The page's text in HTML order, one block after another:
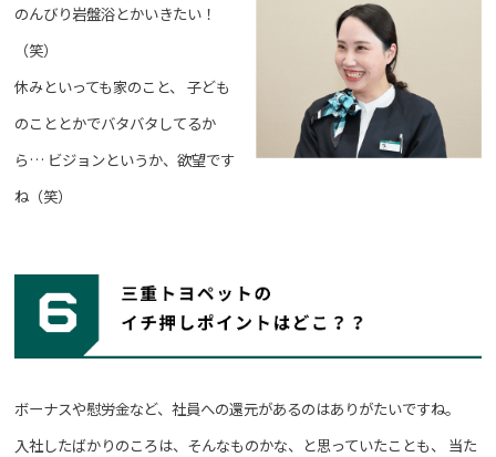
のんびり岩盤浴とかいきたい！
（笑）
休みといっても家のこと、 子ども
のこととかでバタバタしてるか
ら… ビジョンというか、欲望です
ね（笑）
ボーナスや慰労金など、社員への還元があるのはありがたいですね。
入社したばかりのころは、そんなものかな、と思っていたことも、
当た